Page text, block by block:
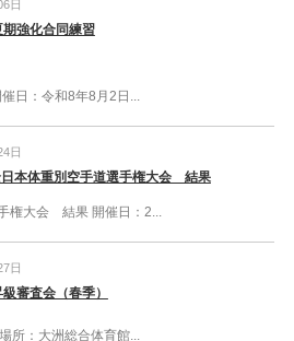
日
強化合同練習
日：令和8年8月2日...
日
本体重別空手道選手権大会 結果
権大会 結果 開催日：2...
日
審査会（春季）
所：大洲総合体育館...